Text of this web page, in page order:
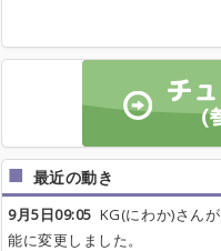
最近の動き
9月5日09:05 KG(にわか)さんが
能に変更しました。